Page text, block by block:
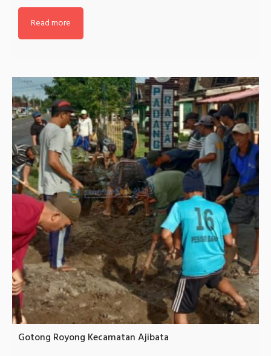
Read more
Gotong Royong Kecamatan Ajibata